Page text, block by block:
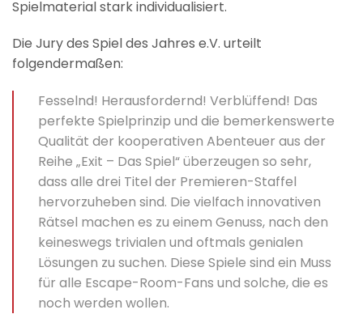
Spielmaterial stark individualisiert.
Die Jury des Spiel des Jahres e.V. urteilt
folgendermaßen:
Fesselnd! Herausfordernd! Verblüffend! Das
perfekte Spielprinzip und die bemerkenswerte
Qualität der kooperativen Abenteuer aus der
Reihe „Exit – Das Spiel“ überzeugen so sehr,
dass alle drei Titel der Premieren-Staffel
hervorzuheben sind. Die vielfach innovativen
Rätsel machen es zu einem Genuss, nach den
keineswegs trivialen und oftmals genialen
Lösungen zu suchen. Diese Spiele sind ein Muss
für alle Escape-Room-Fans und solche, die es
noch werden wollen.